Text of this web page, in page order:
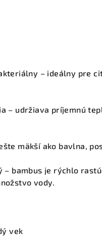
– ideálny pre
– udržiava príjemnú
mäkší ako bavlna,
– bambus je rýchlo
vody.
vek